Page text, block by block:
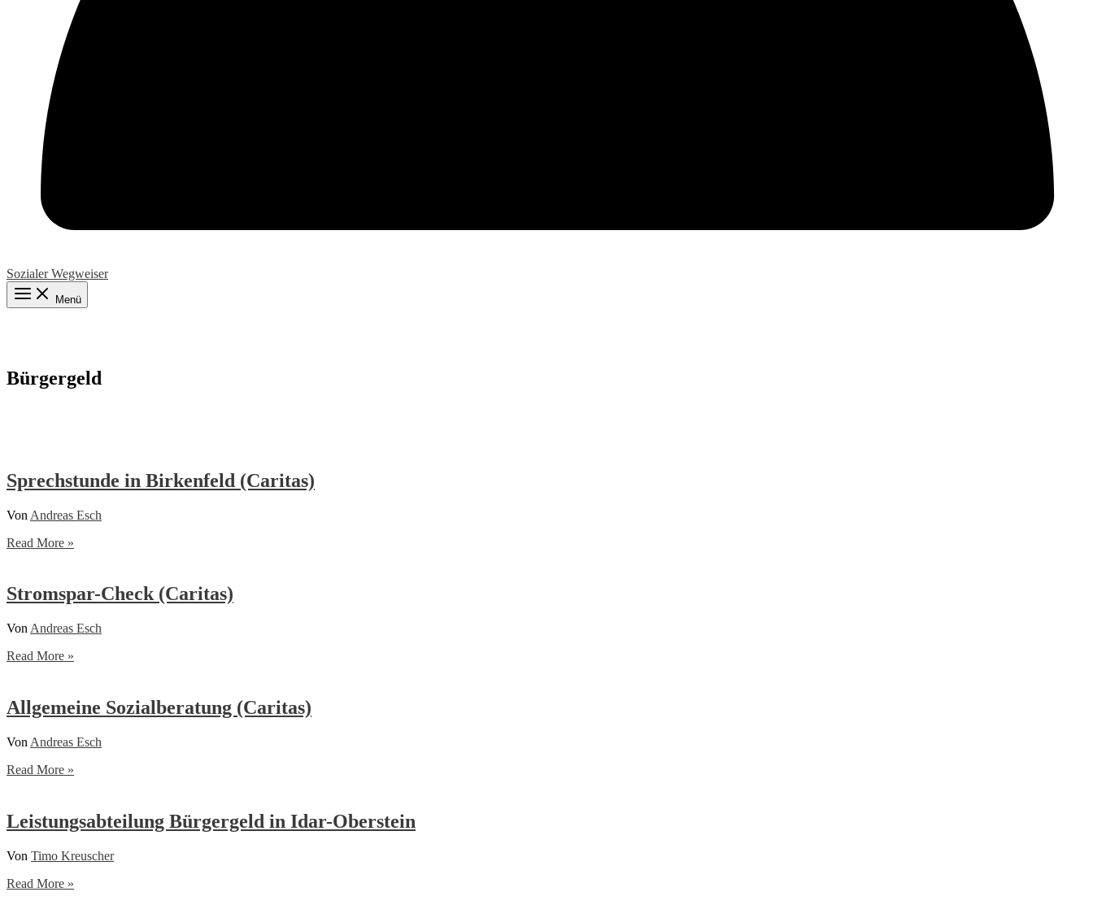
Sozialer Wegweiser
Menü
Bürgergeld
Sprechstunde in Birkenfeld (Caritas)
Von Andreas Esch
Sprechstunde
(Caritas)
Read More »
Stromspar-Check (Caritas)
Von Andreas Esch
Stromspar-
Read More »
Allgemeine Sozialberatung (Caritas)
Von Andreas Esch
Allgemeine
Read More »
Leistungsabteilung Bürgergeld in Idar-Oberstein
Von Timo Kreuscher
Leistungsabteilung
Read More »